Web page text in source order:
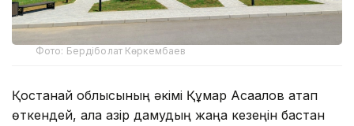
Фото: Бердіболат Көркембаев
Қостанай облысының әкімі Құмар Ақсақалов атап
өткендей, қала қазір дамудың жаңа кезеңін бастан